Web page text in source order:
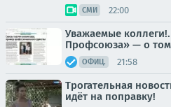
СМИ 22:00
Уважаемые
Профсоюза» — о
ОФИЦ. 21:58
Трогательная
идёт на поправку!